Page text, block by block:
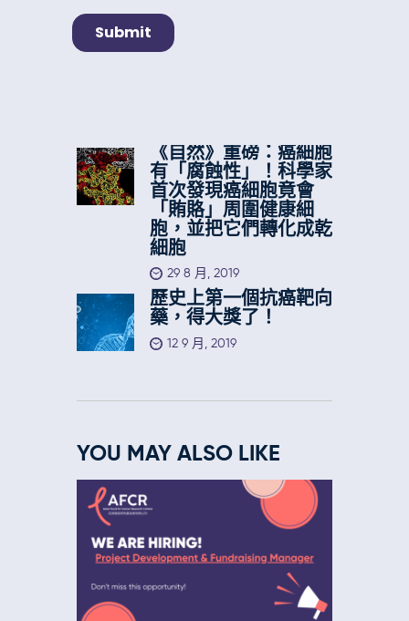
《自然》重磅：癌細胞
有「腐蝕性」！科學家
首次發現癌細胞竟會
「賄賂」周圍健康細
胞，並把它們轉化成乾
細胞
29 8 月, 2019
歷史上第一個抗癌靶向
藥，得大獎了！
12 9 月, 2019
YOU MAY ALSO LIKE